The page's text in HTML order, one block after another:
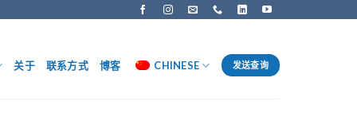
关于 联系方式 博客 CHINESE 发送查询